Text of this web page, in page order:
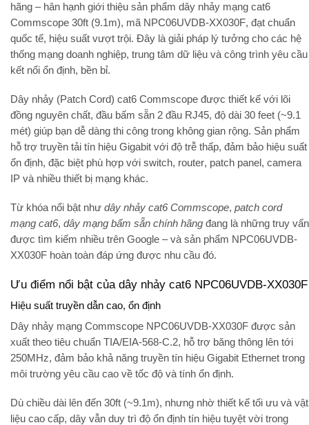
hãng – hân hạnh giới thiệu sản phẩm dây nhảy mạng cat6
Commscope 30ft (9.1m), mã NPC06UVDB-XX030F, đạt chuẩn
quốc tế, hiệu suất vượt trội. Đây là giải pháp lý tưởng cho các hệ
thống mạng doanh nghiệp, trung tâm dữ liệu và công trình yêu cầu
kết nối ổn định, bền bỉ.
Dây nhảy (Patch Cord) cat6 Commscope được thiết kế với lõi
đồng nguyên chất, đầu bấm sẵn 2 đầu RJ45, độ dài 30 feet (~9.1
mét) giúp bạn dễ dàng thi công trong không gian rộng. Sản phẩm
hỗ trợ truyền tải tín hiệu Gigabit với độ trễ thấp, đảm bảo hiệu suất
ổn định, đặc biệt phù hợp với switch, router, patch panel , camera
IP và nhiều thiết bị mạng khác.
Từ khóa nổi bật như dây nhảy cat6 Commscope, patch cord
mạng cat6, dây mạng bấm sẵn chính hãng đang là những truy vấn
được tìm kiếm nhiều trên Google – và sản phẩm NPC06UVDB-
XX030F hoàn toàn đáp ứng được nhu cầu đó.
Ưu điểm nổi bật của dây nhảy cat6 NPC06UVDB-XX030F
Hiệu suất truyền dẫn cao, ổn định
Dây nhảy mạng Commscope NPC06UVDB-XX030F được sản
xuất theo tiêu chuẩn TIA/EIA-568-C.2, hỗ trợ băng thông lên tới
250MHz, đảm bảo khả năng truyền tín hiệu Gigabit Ethernet trong
môi trường yêu cầu cao về tốc độ và tính ổn định.
Dù chiều dài lên đến 30ft (~9.1m), nhưng nhờ thiết kế tối ưu và vật
liệu cao cấp, dây vẫn duy trì độ ổn định tín hiệu tuyệt vời trong